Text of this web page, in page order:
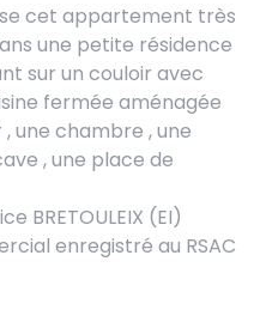
cet appartement très
une petite résidence
sur un couloir avec
fermée aménagée
une chambre , une
, une place de
BRETOULEIX (EI)
enregistré au RSAC